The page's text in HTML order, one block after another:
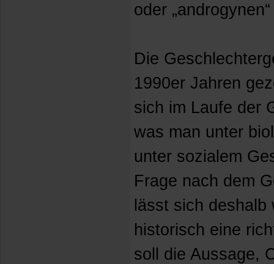
oder
Die
1990er Jahren
sich im Laufe der
was man unter
unter sozialem
Frage nach dem
lässt sich
historisch eine
soll die Aussage,